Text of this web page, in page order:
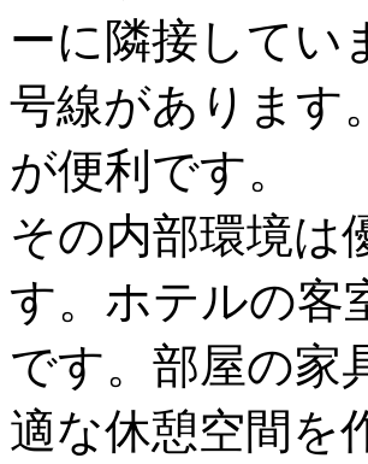
ーに隣接してい
号線があります
が便利です。
その内部環境は
す。ホテルの客
です。部屋の家
適な休憩空間を